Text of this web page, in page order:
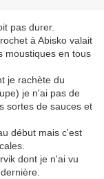
pas durer.
à Abisko valait
moustiques en tous
je rachète du
je n'ai pas de
sortes de sauces et
début mais c'est
dont je n'ai vu